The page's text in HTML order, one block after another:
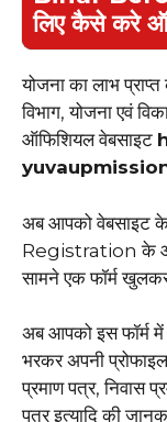
लिए कैसे करे
योजना का लाभ
विभाग, योजना एवं
ऑफिशियल वेबसाइट
अब आपको
Registration के
सामने एक फॉर्म
अब आपको इस फॉर्म में
भरकर अपनी
प्रमाण पत्र, निवास
पत्र इत्यादि की